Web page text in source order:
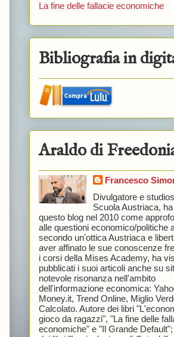
La fine delle fallacie economiche
Bibliografia in
Araldo di
Francesco
Divulgatore e
Scuola Austriaca,
questo blog nel 2010 come
alle questioni economico/politiche
secondo un'ottica Austriaca e
aver affinato le sue conoscenze
i corsi della Mises Academy, ha
pubblicati i suoi articoli anche su
notevole risonanza nell'ambito
dell'informazione economica:
Money.it, Trend Online, Miglio
Calcolato. Autore dei libri
gioco da ragazzi", "La fine delle
economiche" e "Il Grande